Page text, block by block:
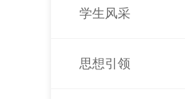
学生风采
思想引领